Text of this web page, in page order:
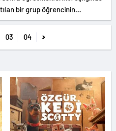
bir grup öğrencinin
ediyor.
03 04